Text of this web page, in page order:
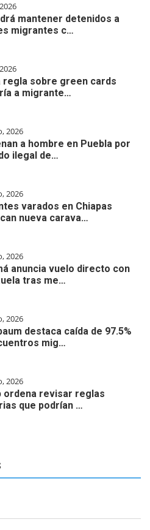
mantener detenidos a
migrantes c…
regla sobre green cards
a migrante…
2026
a hombre en Puebla por
ilegal de…
2026
varados en Chiapas
nueva carava…
2026
anuncia vuelo directo con
tras me…
2026
destaca caída de 97.5%
mig…
2026
ordena revisar reglas
que podrían …